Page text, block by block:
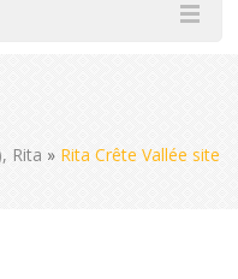
Rita » Rita Crête Vallée site